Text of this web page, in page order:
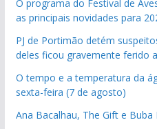
O programa do Festival de
as principais novidades para
PJ de Portimão detém
deles ficou gravemente ferido
O tempo e a temperatura da
sexta-feira (7 de agosto)
Ana Bacalhau, The Gift e